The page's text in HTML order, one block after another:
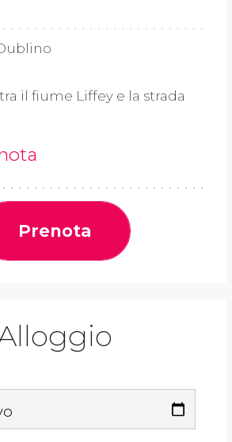
il fiume Liffey e la strada
Prenota